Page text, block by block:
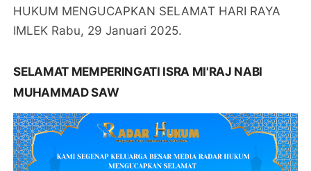
HUKUM MENGUCAPKAN SELAMAT HARI RAYA
IMLEK Rabu, 29 Januari 2025.
SELAMAT MEMPERINGATI ISRA MI'RAJ NABI
MUHAMMAD SAW